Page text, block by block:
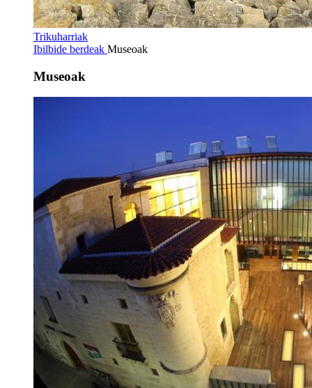
Trikuharriak
Ibilbide berdeak Museoak
Museoak